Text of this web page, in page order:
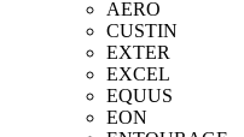
AERO
CUSTIN
EXTER
EXCEL
EQUUS
EON